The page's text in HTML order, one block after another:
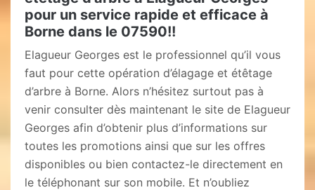
pour un service rapide et efficace à
Borne dans le 07590!!
Elagueur Georges est le professionnel qu’il vous
faut pour cette opération d’élagage et étêtage
d’arbre à Borne. Alors n’hésitez surtout pas à
venir consulter dès maintenant le site de Elagueur
Georges afin d’obtenir plus d’informations sur
toutes les promotions ainsi que sur les offres
disponibles ou bien contactez-le directement en
le téléphonant sur son mobile. Et n’oubliez